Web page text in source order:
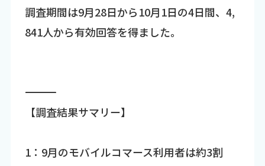
調査期間は9月28日から10月1日の4日間、4,
841人から有効回答を得ました。
―――――――――――――――――――――――――――――――――――
【調査結果サマリー】
1：9月のモバイルコマース利用者は約3割